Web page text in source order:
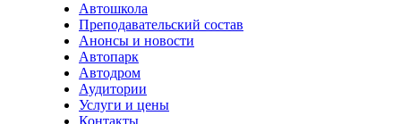
Автошкола
Преподавательский состав
Анонсы и новости
Автопарк
Автодром
Аудитории
Услуги и цены
Контакты